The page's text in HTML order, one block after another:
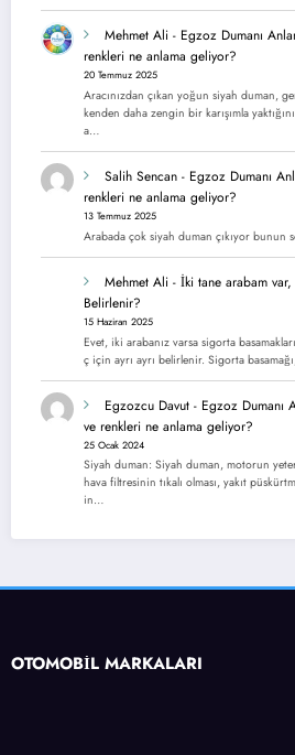
Mehmet Ali - Egzoz Dumanı
renkleri ne anlama geliyor?
20 Temmuz 2025
Aracınızdan çıkan yoğun siyah duman,
kenden daha zengin bir karışımla
a…
Salih Sencan - Egzoz Dumanı
renkleri ne anlama geliyor?
13 Temmuz 2025
Arabada çok siyah duman çıkıyor bunun
Mehmet Ali - İki tane arabam var,
Belirlenir?
15 Haziran 2025
Evet, iki arabanız varsa sigorta
ç için ayrı ayrı belirlenir. Sigorta
Egzozcu Davut - Egzoz Dumanı
ve renkleri ne anlama geliyor?
25 Ocak 2024
Siyah duman: Siyah duman, motorun
hava filtresinin tıkalı olması, yakıt
in…
OTOMOBİL MARKALARI